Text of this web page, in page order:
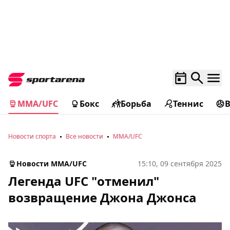
MMA/UFC Бокс Борьба Теннис
Новости спорта Все новости MMA/UFC
Новости MMA/UFC 15:10, 09 сентября 2025
Легенда UFC "отменил"
возвращение Джона Джонса